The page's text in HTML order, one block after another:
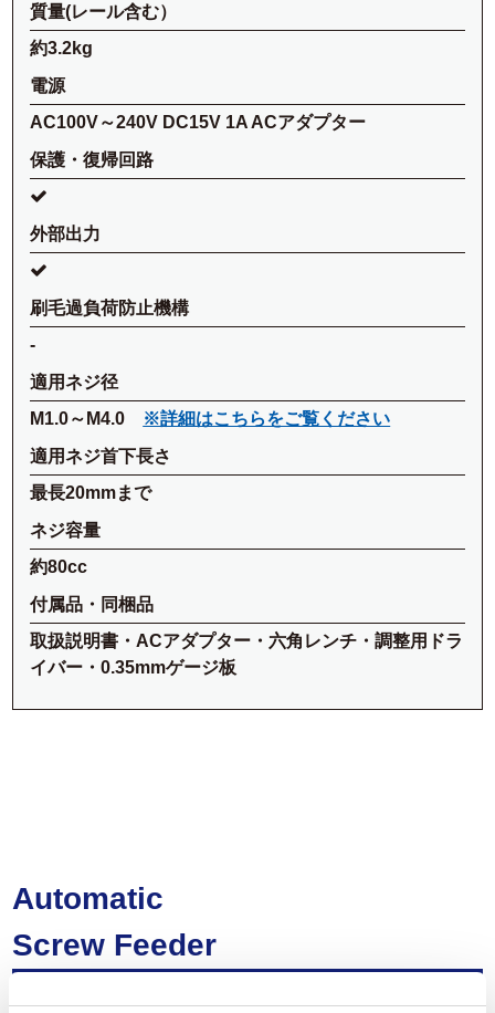
質量(レール含む）
約3.2kg
電源
AC100V～240V DC15V 1A ACアダプター
保護・復帰回路
外部出力
刷毛過負荷防止機構
-
適用ネジ径
M1.0～M4.0
※詳細はこちらをご覧ください
適用ネジ首下長さ
最長20mmまで
ネジ容量
約80cc
付属品・同梱品
取扱説明書・ACアダプター・六角レンチ・調整用ドラ
イバー・0.35mmゲージ板
Automatic
Screw Feeder
自動ネジ供給機